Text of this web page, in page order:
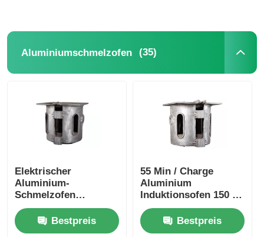
Aluminiumschmelzofen (35)
Elektrischer
Aluminium-
Schmelzofen
Induktion für Barren
350 kg Gewicht
Langlebig
Bestpreis
55 Min / Charge
Aluminium
Induktionsofen 150 kg
Vakuum Ingot-Ofen
stabil
Bestpreis